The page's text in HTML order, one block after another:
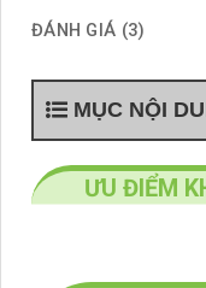
ĐÁNH GIÁ (3)
MỤC NỘI
ƯU ĐIỂM